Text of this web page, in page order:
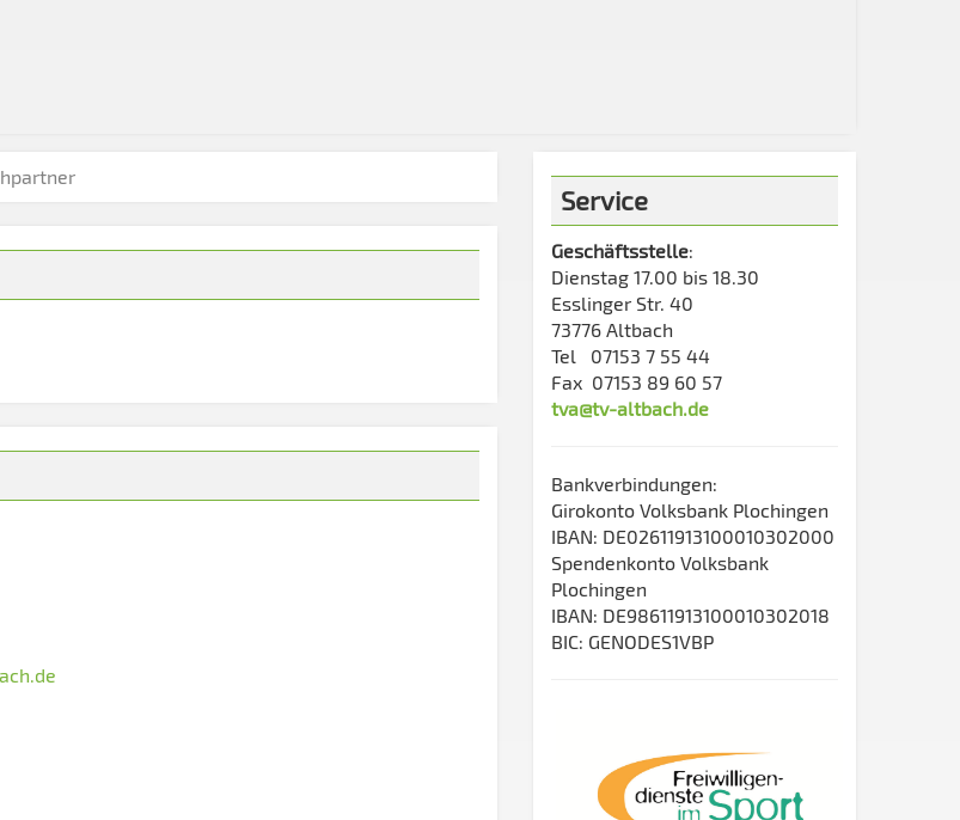
Service
Geschäftsstelle:
Dienstag 17.00 bis 18.30
Esslinger Str. 40
73776 Altbach
Tel 07153 7 55 44
Fax 07153 89 60 57
tva@tv-altbach.de
Bankverbindungen:
Girokonto Volksbank Plochingen
IBAN: DE02611913100010302000
Spendenkonto Volksbank
Plochingen
IBAN: DE98611913100010302018
BIC: GENODES1VBP